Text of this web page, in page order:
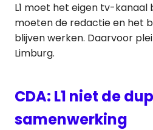
L1 moet het eigen tv-kanaal
moeten de redactie en het
blijven werken. Daarvoor
Limburg.
CDA: L1 niet de
samenwerking